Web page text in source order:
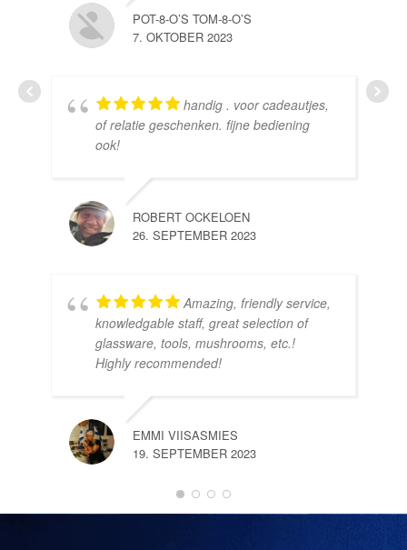
POT-8-O’S TOM-8-O’S
7. OKTOBER 2023
handig . voor cadeautjes,
of relatie geschenken. fijne bediening
ook!
ROBERT OCKELOEN
26. SEPTEMBER 2023
Amazing, friendly service,
knowledgable staff, great selection of
glassware, tools, mushrooms, etc.!
Highly recommended!
EMMI VIISASMIES
19. SEPTEMBER 2023